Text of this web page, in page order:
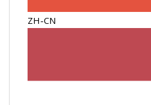
ZH-CN